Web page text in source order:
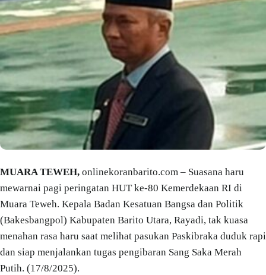
MUARA TEWEH, onlinekoranbarito.com – Suasana haru
mewarnai pagi peringatan HUT ke-80 Kemerdekaan RI di
Muara Teweh. Kepala Badan Kesatuan Bangsa dan Politik
(Bakesbangpol) Kabupaten Barito Utara, Rayadi, tak kuasa
menahan rasa haru saat melihat pasukan Paskibraka duduk rapi
dan siap menjalankan tugas pengibaran Sang Saka Merah
Putih. (17/8/2025).